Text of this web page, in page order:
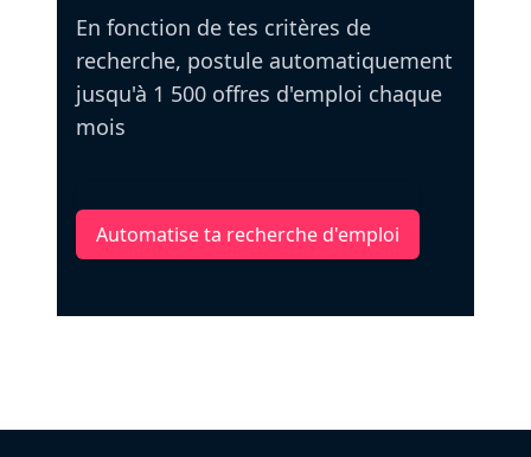
En fonction de tes critères de
recherche, postule automatiquement
jusqu'à 1 500 offres d'emploi chaque
mois
Automatise ta recherche d'emploi